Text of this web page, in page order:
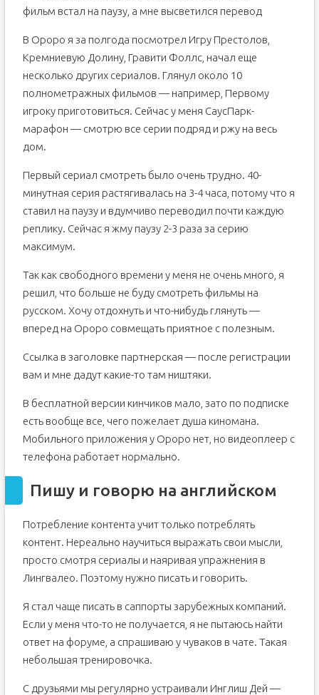
фильм встал на паузу, а мне высветился перевод
В Ороро я за полгода посмотрел Игру Престолов,
Кремниевую Долину, Гравити Фоллс, начал еще
несколько других сериалов. Глянул около 10
полнометражных фильмов — например, Первому
игроку приготовиться. Сейчас у меня СаусПарк-
марафон — смотрю все серии подряд и ржу на весь
дом.
Первый сериал смотреть было очень трудно. 40-
минутная серия растягивалась на 3-4 часа, потому что я
ставил на паузу и вдумчиво переводил почти каждую
реплику. Сейчас я жму паузу 2-3 раза за серию
максимум.
Так как свободного времени у меня не очень много, я
решил, что больше не буду смотреть фильмы на
русском. Хочу отдохнуть и что-нибудь глянуть —
вперед на Ороро совмещать приятное с полезным.
Ссылка в заголовке партнерская — после регистрации
вам и мне дадут какие-то там ништяки.
В бесплатной версии кинчиков мало, зато по подписке
есть вообще все, чего пожелает душа киномана.
Мобильного приложения у Ороро нет, но видеоплеер с
телефона работает нормально.
Пишу и говорю на английском
Потребление контента учит только потреблять
контент. Нереально научиться выражать свои мысли,
просто смотря сериалы и наяривая упражнения в
Лингвалео. Поэтому нужно писать и говорить.
Я стал чаще писать в саппорты зарубежных компаний.
Если у меня что-то не получается, я не пытаюсь найти
ответ на форуме, а спрашиваю у чуваков в чате. Такая
небольшая тренировочка.
С друзьями мы регулярно устраивали Инглиш Дей —